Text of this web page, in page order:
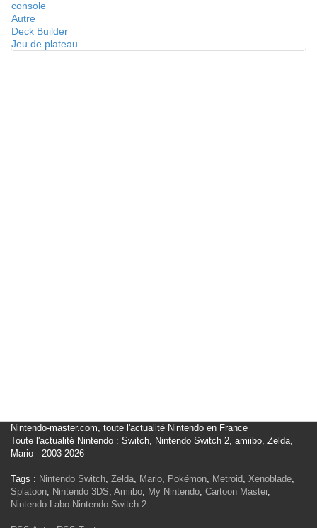
console
Autre
Deck Builder
Jeu de plateau
Nintendo-master.com, toute l'actualité Nintendo en France
Toute l'actualité Nintendo : Switch, Nintendo Switch 2, amiibo, Zelda,
Mario - 2003-2026
Tags : Nintendo Switch, Zelda, Mario, Pokémon, Metroid, Xenoblade,
Splatoon, Nintendo 3DS, Amiibo, My Nintendo, Cartoon Master,
Nintendo Labo Nintendo Switch 2